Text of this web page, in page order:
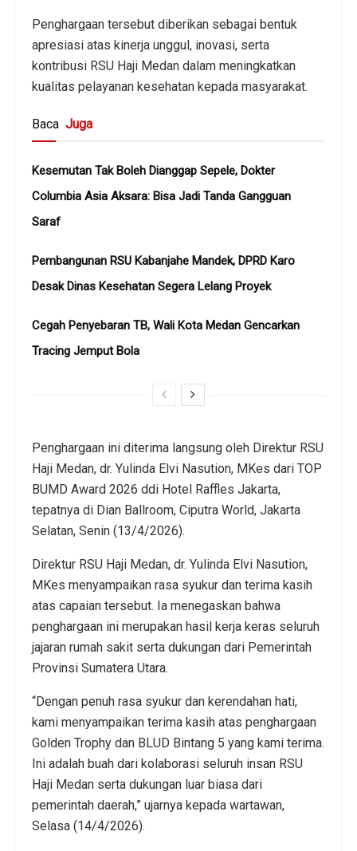
Penghargaan tersebut diberikan sebagai bentuk
apresiasi atas kinerja unggul, inovasi, serta
kontribusi RSU Haji Medan dalam meningkatkan
kualitas pelayanan kesehatan kepada masyarakat.
Baca Juga
Kesemutan Tak Boleh Dianggap Sepele, Dokter
Columbia Asia Aksara: Bisa Jadi Tanda Gangguan
Saraf
Pembangunan RSU Kabanjahe Mandek, DPRD Karo
Desak Dinas Kesehatan Segera Lelang Proyek
Cegah Penyebaran TB, Wali Kota Medan Gencarkan
Tracing Jemput Bola
Penghargaan ini diterima langsung oleh Direktur RSU
Haji Medan, dr. Yulinda Elvi Nasution, MKes dari TOP
BUMD Award 2026 ddi Hotel Raffles Jakarta,
tepatnya di Dian Ballroom, Ciputra World, Jakarta
Selatan, Senin (13/4/2026).
Direktur RSU Haji Medan, dr. Yulinda Elvi Nasution,
MKes menyampaikan rasa syukur dan terima kasih
atas capaian tersebut. Ia menegaskan bahwa
penghargaan ini merupakan hasil kerja keras seluruh
jajaran rumah sakit serta dukungan dari Pemerintah
Provinsi Sumatera Utara.
“Dengan penuh rasa syukur dan kerendahan hati,
kami menyampaikan terima kasih atas penghargaan
Golden Trophy dan BLUD Bintang 5 yang kami terima.
Ini adalah buah dari kolaborasi seluruh insan RSU
Haji Medan serta dukungan luar biasa dari
pemerintah daerah,” ujarnya kepada wartawan,
Selasa (14/4/2026).